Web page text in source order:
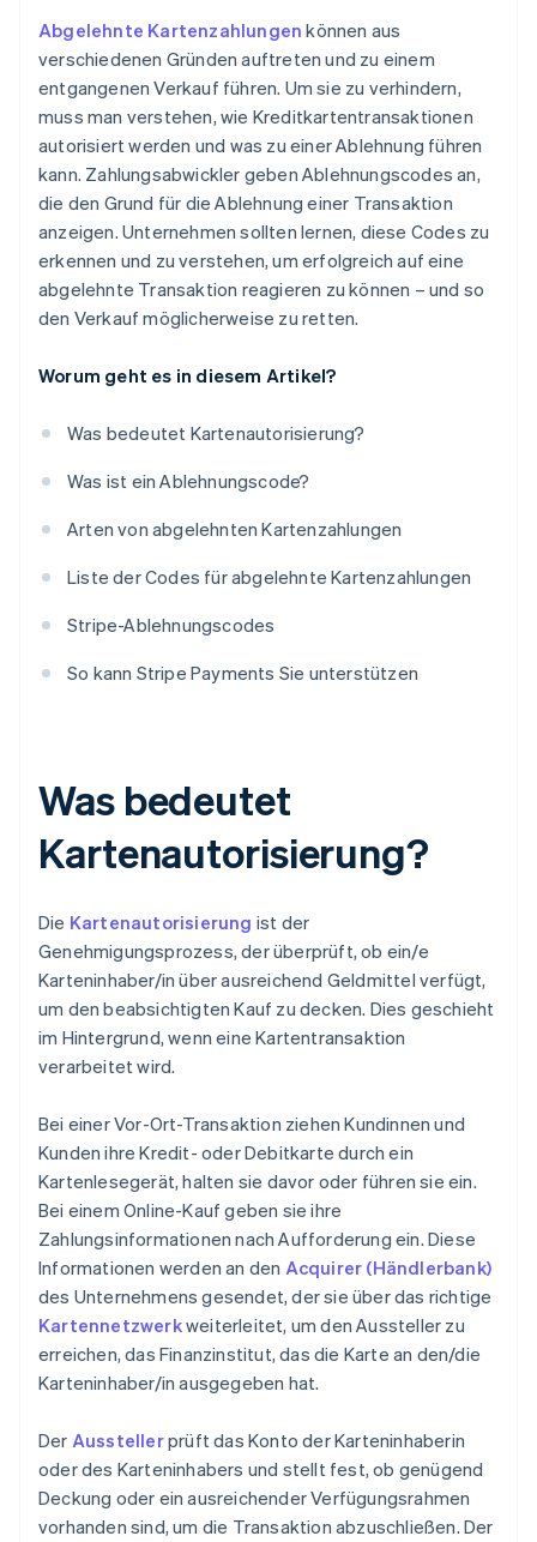
Abgelehnte Kartenzahlungen können aus
verschiedenen Gründen auftreten und zu einem
entgangenen Verkauf führen. Um sie zu verhindern,
muss man verstehen, wie Kreditkartentransaktionen
autorisiert werden und was zu einer Ablehnung führen
kann. Zahlungsabwickler geben Ablehnungscodes an,
die den Grund für die Ablehnung einer Transaktion
anzeigen. Unternehmen sollten lernen, diese Codes zu
erkennen und zu verstehen, um erfolgreich auf eine
abgelehnte Transaktion reagieren zu können – und so
den Verkauf möglicherweise zu retten.
Worum geht es in diesem Artikel?
Was bedeutet Kartenautorisierung?
Was ist ein Ablehnungscode?
Arten von abgelehnten Kartenzahlungen
Liste der Codes für abgelehnte Kartenzahlungen
Stripe-Ablehnungscodes
So kann Stripe Payments Sie unterstützen
Was bedeutet
Kartenautorisierung?
Die Kartenautorisierung ist der
Genehmigungsprozess, der überprüft, ob ein/e
Karteninhaber/in über ausreichend Geldmittel verfügt,
um den beabsichtigten Kauf zu decken. Dies geschieht
im Hintergrund, wenn eine Kartentransaktion
verarbeitet wird.
Bei einer Vor-Ort-Transaktion ziehen Kundinnen und
Kunden ihre Kredit- oder Debitkarte durch ein
Kartenlesegerät, halten sie davor oder führen sie ein.
Bei einem Online-Kauf geben sie ihre
Zahlungsinformationen nach Aufforderung ein. Diese
Informationen werden an den Acquirer (Händlerbank)
des Unternehmens gesendet, der sie über das richtige
Kartennetzwerkweiterleitet, um den Aussteller zu
erreichen, das Finanzinstitut, das die Karte an den/die
Karteninhaber/in ausgegeben hat.
Der Ausstellerprüft das Konto der Karteninhaberin
oder des Karteninhabers und stellt fest, ob genügend
Deckung oder ein ausreichender Verfügungsrahmen
vorhanden sind, um die Transaktion abzuschließen. Der